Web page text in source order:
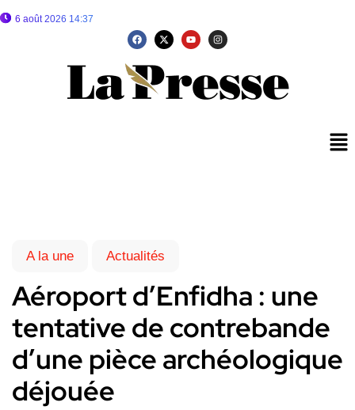
6 août 2026 14:37
A la une Actualités
Aéroport d’Enfidha : une
tentative de contrebande
d’une pièce archéologique
déjouée